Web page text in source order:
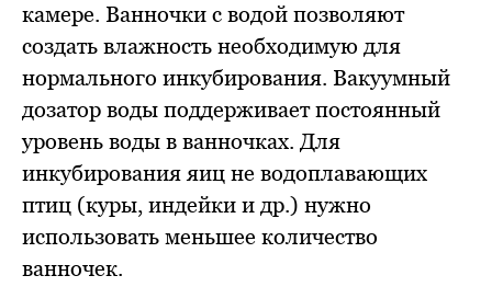
камере. Ванночки с водой позволяют
создать влажность необходимую для
нормального инкубирования. Вакуумный
дозатор воды поддерживает постоянный
уровень воды в ванночках. Для
инкубирования яиц не водоплавающих
птиц (куры, индейки и др.) нужно
использовать меньшее количество
ванночек.